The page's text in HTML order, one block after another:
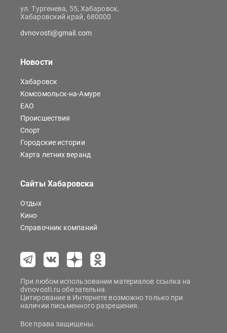
ул. Тургенева, 55, Хабаровск,
Хабаровский край, 680000
dvnovosti@gmail.com
Новости
Хабаровск
Комсомольск-на-Амуре
ЕАО
Происшествия
Спорт
Городские истории
Карта летних веранд
Сайты Хабаровска
Отдых
Кино
Справочник компаний
При любом использовании материалов ссылка на
dvnovosti.ru обязательна.
Цитирование в Интернете возможно только при
наличии письменного разрешения.
Все права защищены.